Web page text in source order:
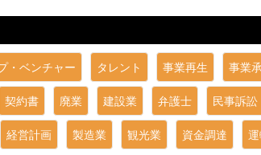
・ベンチャー タレント 事業再生 事業
契約書 廃業 建設業 弁護士 民事訴訟
経営計画 製造業 観光業 資金調達